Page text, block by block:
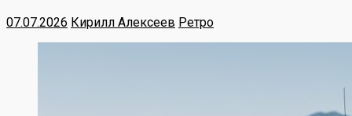
07.07.2026 Кирилл Алексеев Ретро